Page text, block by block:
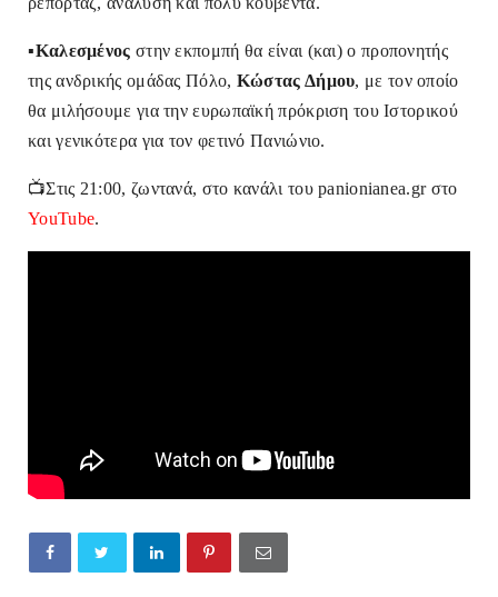
▪️Καλεσμένος στην εκπομπή θα είναι (και) ο προπονητής
της ανδρικής ομάδας Πόλο, Κώστας Δήμου, με τον οποίο
θα μιλήσουμε για την ευρωπαϊκή πρόκριση του Ιστορικού
και γενικότερα για τον φετινό Πανιώνιο.
📺Στις 21:00, ζωντανά, στο κανάλι του panionianea.gr στο
YouTube.